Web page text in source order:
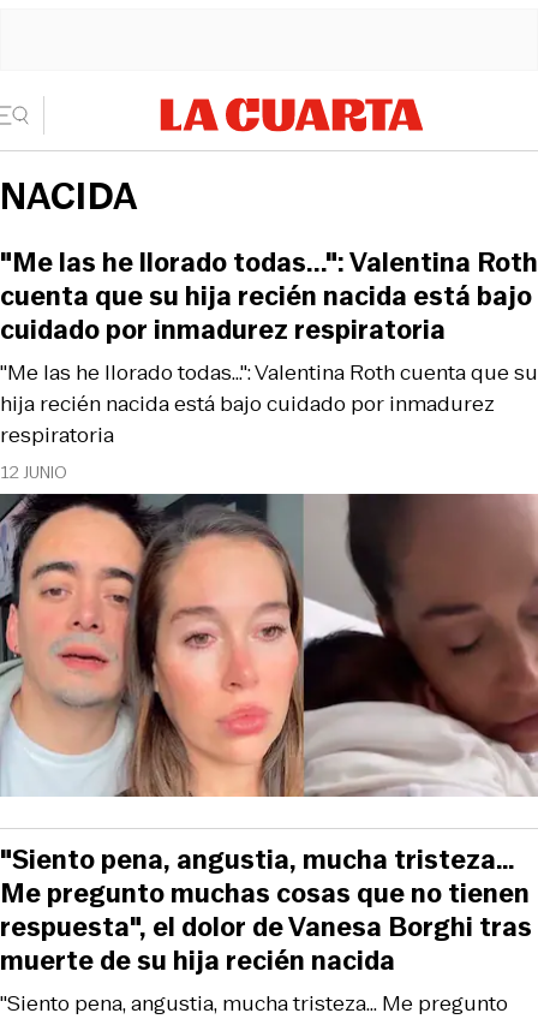
NACIDA
12 JUNIO
"Me las he llorado todas...": Valentina Roth cuenta que su
hija recién nacida está bajo cuidado por inmadurez
respiratoria
"Me las he llorado todas...": Valentina Roth
cuenta que su hija recién nacida está bajo
cuidado por inmadurez respiratoria
"Siento pena, angustia, mucha tristeza… Me pregunto
"Siento pena, angustia, mucha tristeza…
Me pregunto muchas cosas que no tienen
respuesta", el dolor de Vanesa Borghi tras
muerte de su hija recién nacida